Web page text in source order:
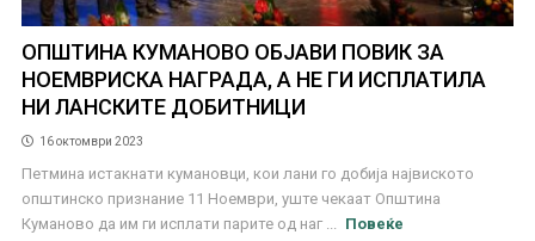
ОПШТИНА КУМАНОВО ОБЈАВИ ПОВИК ЗА
НОЕМВРИСКА НАГРАДА, А НЕ ГИ ИСПЛАТИЛА
НИ ЛАНСКИТЕ ДОБИТНИЦИ
16 октомври 2023
Петмина истакнати кумановци, кои лани го добија највиското
општинско признание 11 Ноември, уште чекаат Општина
Куманово да им ги исплати парите од наг ...
Повеќе